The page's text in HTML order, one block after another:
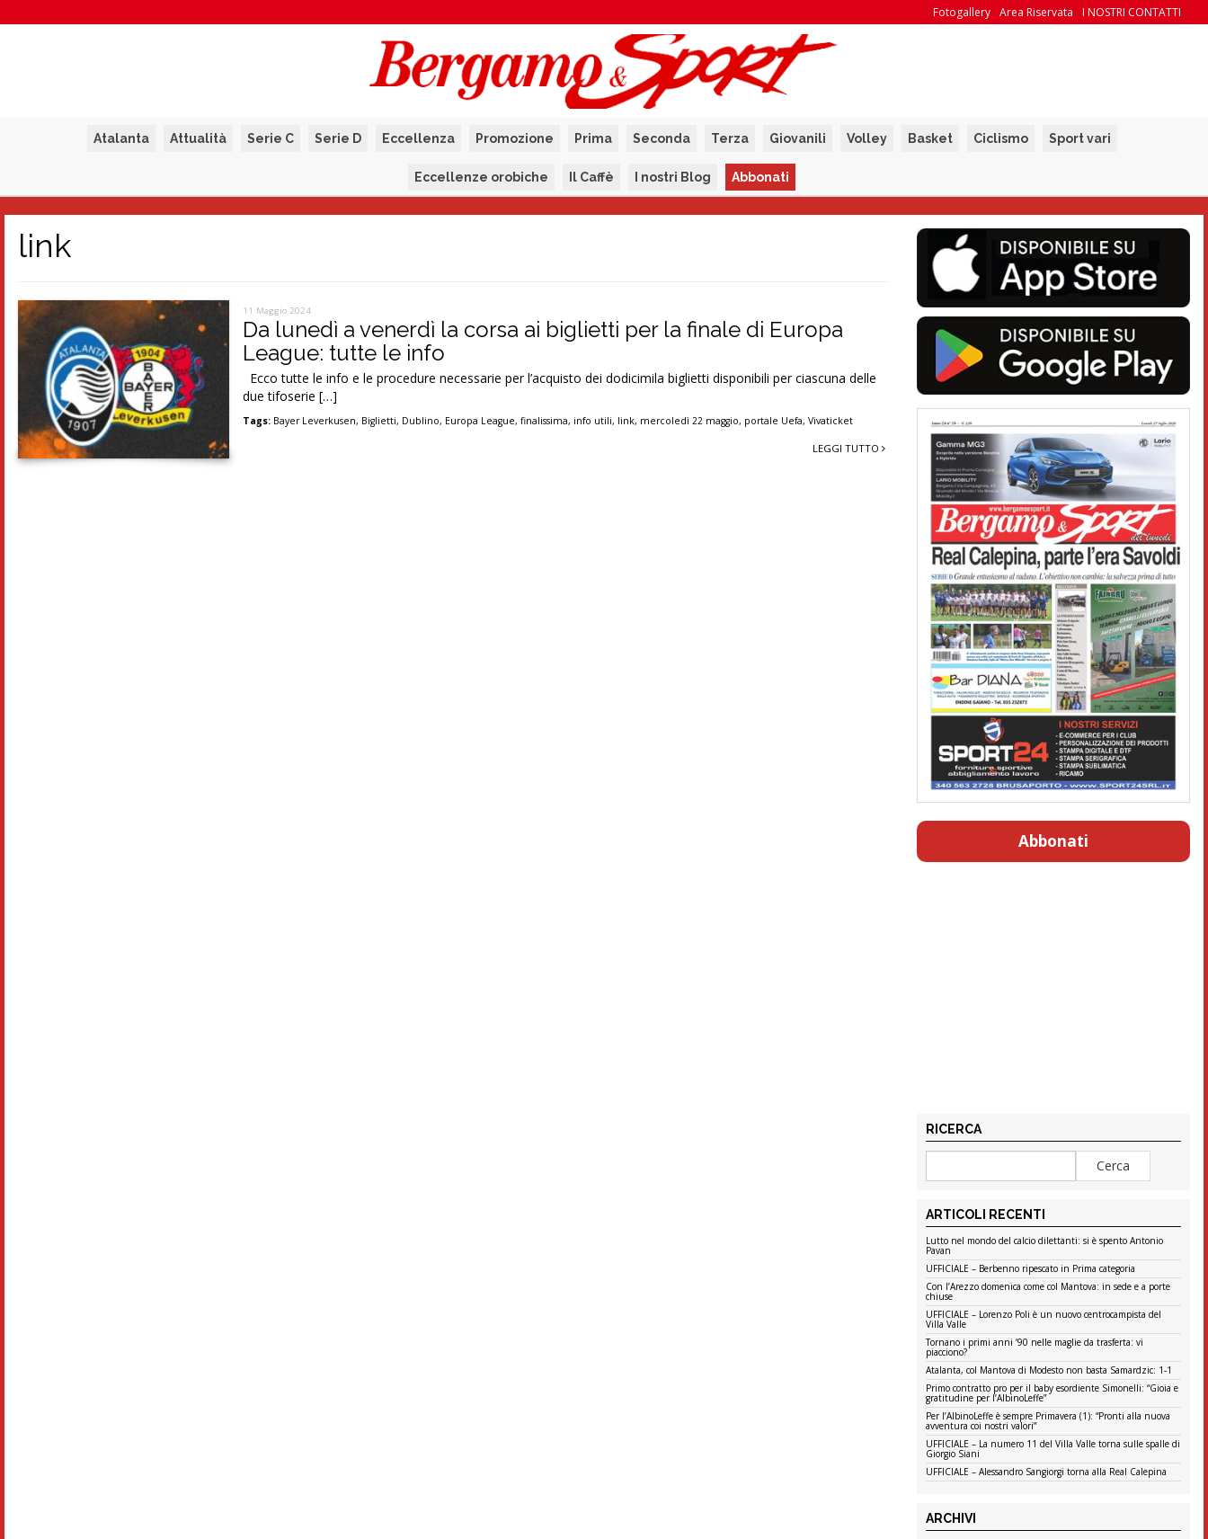
I NOSTRI CONTATTI
Area Riservata
Fotogallery
Atalanta Attualità Serie C Serie D Eccellenza Promozione Prima Seconda Terza Giovanili Volley Basket Ciclismo Sport vari
Eccellenze orobiche Il Caffè I nostri Blog Abbonati
link
11 Maggio 2024
Da lunedì a venerdì la corsa ai biglietti per la finale di Europa
League: tutte le info
Ecco tutte le info e le procedure necessarie per l’acquisto dei dodicimila biglietti disponibili per ciascuna delle
due tifoserie […]
Tags: Bayer Leverkusen, Biglietti, Dublino, Europa League,finalissima, info utili, link, mercoledì 22 maggio, portale Uefa,Vivaticket
LEGGI TUTTO
Abbonati
RICERCA
ARTICOLI RECENTI
Lutto nel mondo del calcio dilettanti: si è spento Antonio
Pavan
UFFICIALE – Berbenno ripescato in Prima categoria
Con l’Arezzo domenica come col Mantova: in sede e a porte
chiuse
UFFICIALE – Lorenzo Poli è un nuovo centrocampista del
Villa Valle
Tornano i primi anni ’90 nelle maglie da trasferta: vi
piacciono?
Atalanta, col Mantova di Modesto non basta Samardzic: 1-1
Primo contratto pro per il baby esordiente Simonelli: “Gioia e
gratitudine per l’AlbinoLeffe”
Per l’AlbinoLeffe è sempre Primavera (1): “Pronti alla nuova
avventura coi nostri valori”
UFFICIALE – La numero 11 del Villa Valle torna sulle spalle di
Giorgio Siani
UFFICIALE – Alessandro Sangiorgi torna alla Real Calepina
ARCHIVI